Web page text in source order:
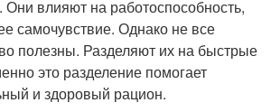
Они влияют на работоспособность,
самочувствие. Однако не все
полезны. Разделяют их на быстрые
это разделение помогает
и здоровый рацион.